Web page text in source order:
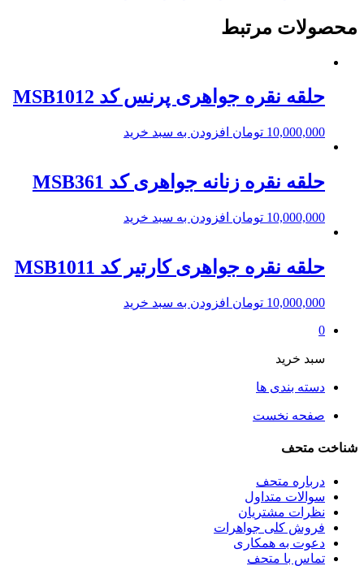
محصولات مرتبط
حلقه نقره جواهری پرنس کد MSB1012
10,000,000 تومان افزودن به سبد خرید
حلقه نقره زنانه جواهری کد MSB361
10,000,000 تومان افزودن به سبد خرید
حلقه نقره جواهری کارتیر کد MSB1011
10,000,000 تومان افزودن به سبد خرید
0
سبد خرید
دسته بندی ها
صفحه نخست
شناخت متحف
درباره متحف
سوالات متداول
نظرات مشتریان
فروش کلی جواهرات
دعوت به همکاری
تماس با متحف